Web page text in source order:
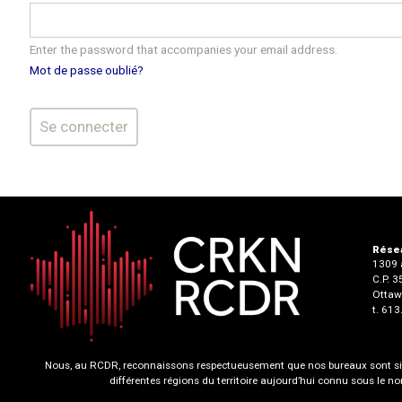
Enter the password that accompanies your email address.
Mot de passe oublié?
1309
C.P.
t.
Nous, au RCDR, reconnaissons respectueusement que nos bureaux
différentes régions du territoire aujourd’hui connu sous le